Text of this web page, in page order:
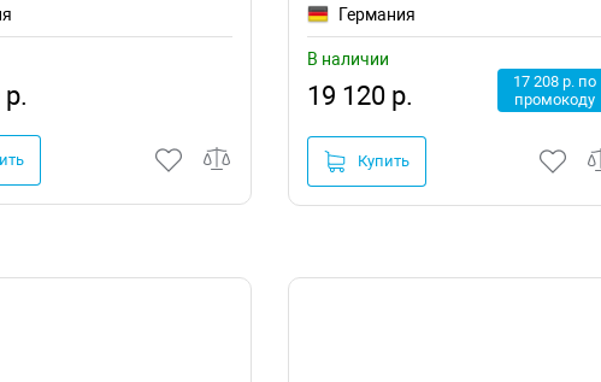
Германия
В наличии
19 120 р.
17 208 р. по
промокоду
Купить